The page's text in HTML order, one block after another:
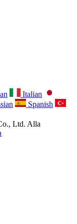
Italian
Spanish
Ltd. Alla